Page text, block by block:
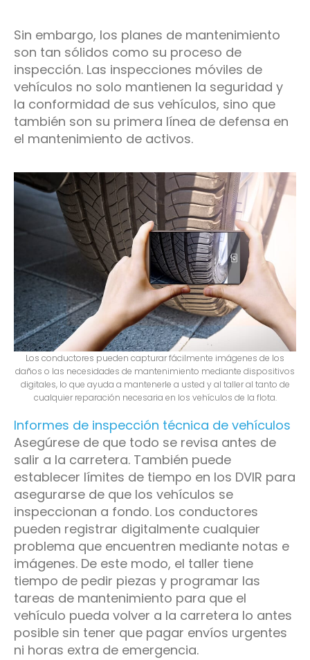
Sin embargo, los planes de mantenimiento
son tan sólidos como su proceso de
inspección. Las inspecciones móviles de
vehículos no solo mantienen la seguridad y
la conformidad de sus vehículos, sino que
también son su primera línea de defensa en
el mantenimiento de activos.
Los conductores pueden capturar fácilmente imágenes de los
daños o las necesidades de mantenimiento mediante dispositivos
digitales, lo que ayuda a mantenerle a usted y al taller al tanto de
cualquier reparación necesaria en los vehículos de la flota.
Informes de inspección técnica de vehículos
Asegúrese de que todo se revisa antes de
salir a la carretera. También puede
establecer límites de tiempo en los DVIR para
asegurarse de que los vehículos se
inspeccionan a fondo. Los conductores
pueden registrar digitalmente cualquier
problema que encuentren mediante notas e
imágenes. De este modo, el taller tiene
tiempo de pedir piezas y programar las
tareas de mantenimiento para que el
vehículo pueda volver a la carretera lo antes
posible sin tener que pagar envíos urgentes
ni horas extra de emergencia.